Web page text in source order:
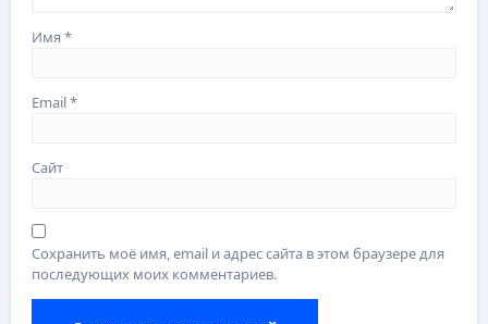
Имя*
Email*
Сайт
Сохранить моё имя, email и адрес сайта в этом браузере для
последующих моих комментариев.